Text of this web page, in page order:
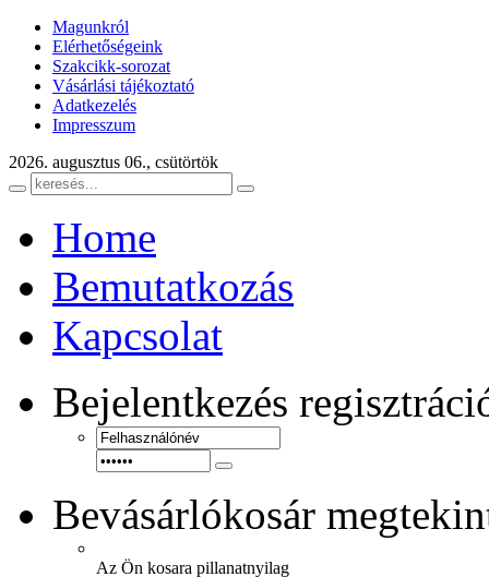
Magunkról
Elérhetőségeink
Szakcikk-sorozat
Vásárlási tájékoztató
Adatkezelés
Impresszum
2026. augusztus 06., csütörtök
Home
Bemutatkozás
Kapcsolat
Bejelentkezés
Bevásárlókosár
Az Ön kosara pillanatnyilag